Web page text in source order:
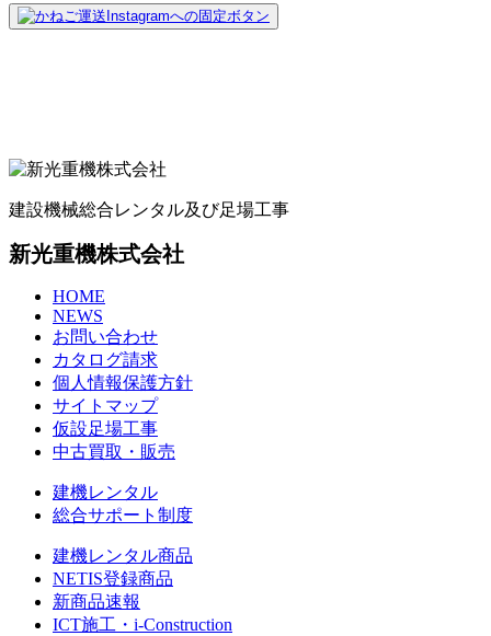
建設機械総合レンタル及び足場工事
新光重機株式会社
HOME
NEWS
お問い合わせ
カタログ請求
個人情報保護方針
サイトマップ
仮設足場工事
中古買取・販売
建機レンタル
総合サポート制度
建機レンタル商品
NETIS登録商品
新商品速報
ICT施工・i-Construction